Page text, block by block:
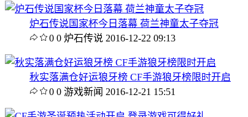
炉石传说国家杯今日落幕 荷兰神童太子夺冠
0 0 炉石传说 2016-12-22 09:13
秋实落满仓好运狼牙榜 CF手游狼牙榜限时开启
0 0 游戏新闻 2016-12-21 15:51